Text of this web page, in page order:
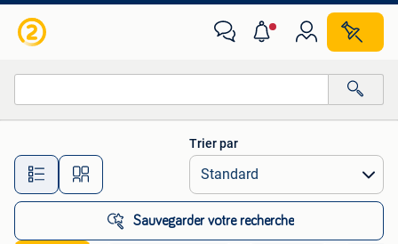
Toutes les distances…
Trier par
Sauvegarder votre recherche